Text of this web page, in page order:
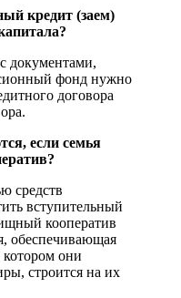
кредит (заем)
документами,
фонд нужно
договора
если семья
средств
вступительный
кооператив
обеспечивающая
они
строится на их